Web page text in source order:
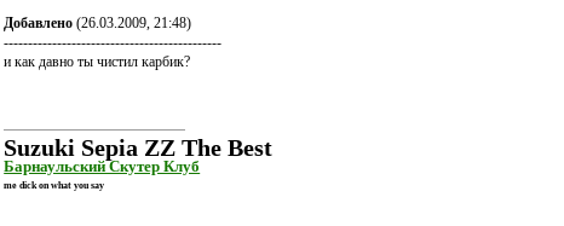
Добавлено (26.03.2009, 21:48)
---------------------------------------------
и как давно ты чистил карбик?
Suzuki Sepia ZZ The Best
Барнаульский Скутер Клуб
me dick on what you say